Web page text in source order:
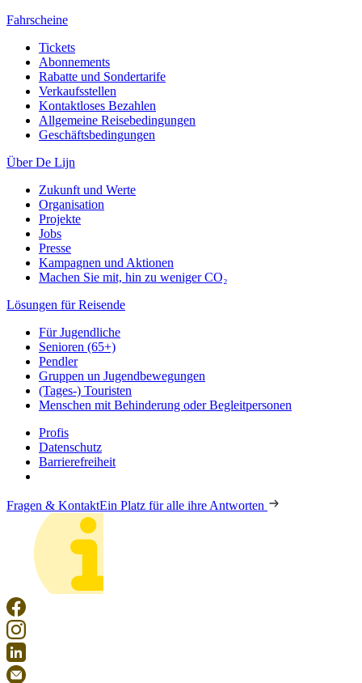
Fahrscheine
Tickets
Abonnements
Rabatte und Sondertarife
Verkaufsstellen
Kontaktloses Bezahlen
Allgemeine Reisebedingungen
Geschäftsbedingungen
Über De Lijn
Zukunft und Werte
Organisation
Projekte
Jobs
Presse
Kampagnen und Aktionen
Machen Sie mit, hin zu weniger CO₂
Lösungen für Reisende
Für Jugendliche
Senioren (65+)
Pendler
Gruppen un Jugendbewegungen
(Tages-) Touristen
Menschen mit Behinderung oder Begleitpersonen
Profis
Datenschutz
Barrierefreiheit
Fragen & KontaktEin Platz für alle ihre Antworten